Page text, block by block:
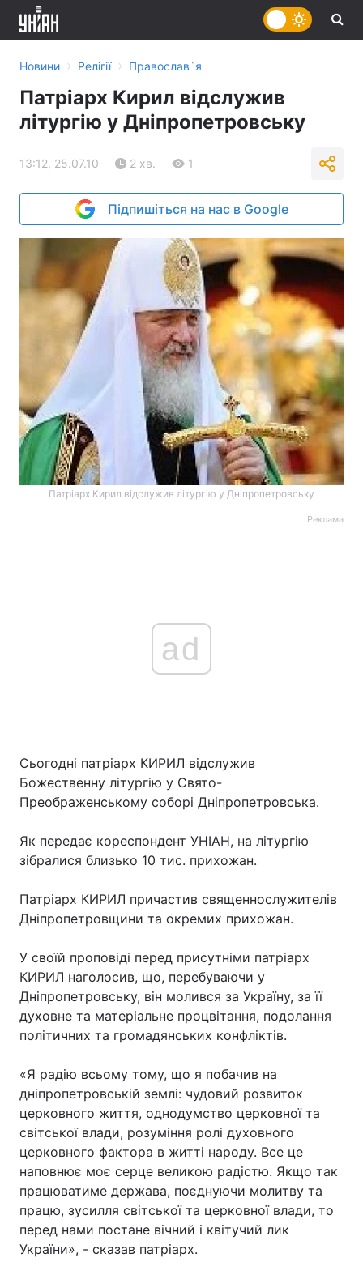
Головна Війна
Економіка Світ
Спорт Наука
Зброя Інциденти
Здоров'я Туризм
Цікавинки Погода
Екологія Регіони
Лонгріди
Відео з Youtube Статті
Інтерв'ю Думки
Архів Вакансії
Новини › Релігії › Православ`я
Патріарх Кирил відслужив
літургію у Дніпропетровську
13:12, 25.07.10 2 хв. 1
Підпишіться на нас в Google
Патріарх Кирил відслужив літургію у Дніпропетровську
Реклама
ad
Сьогодні патріарх КИРИЛ відслужив
Божественну літургію у Свято-
Преображенському соборі Дніпропетровська.
Як передає кореспондент УНІАН, на літургію
зібралися близько 10 тис. прихожан.
Патріарх КИРИЛ причастив священнослужителів
Дніпропетровщини та окремих прихожан.
У своїй проповіді перед присутніми патріарх
КИРИЛ наголосив, що, перебуваючи у
Дніпропетровську, він молився за Україну, за її
духовне та матеріальне процвітання, подолання
політичних та громадянських конфліктів.
«Я радію всьому тому, що я побачив на
дніпропетровській землі: чудовий розвиток
церковного життя, однодумство церковної та
світської влади, розуміння ролі духовного
церковного фактора в житті народу. Все це
наповнює моє серце великою радістю. Якщо так
працюватиме держава, поєднуючи молитву та
працю, зусилля світської та церковної влади, то
перед нами постане вічний і квітучий лик
України», - сказав патріарх.